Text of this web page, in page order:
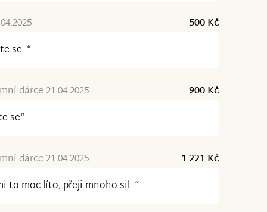
500 Kč
se. “
dárce 21.04.2025
900 Kč
se“
dárce 21.04.2025
1 221 Kč
to moc líto, přeji mnoho sil. “